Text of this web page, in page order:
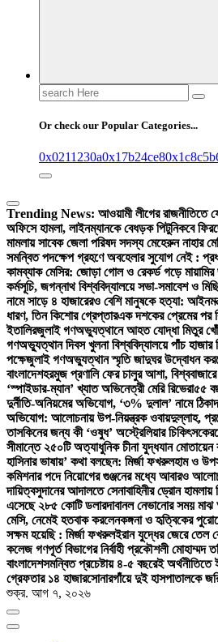
Search
for:
Or check our Popular Categories...
0x0211230a0x17b24ce8
Trending News: আওয়ামী লীগের রাজনীতিতে
অফিসে হামলা, লাইনম্যানকে বেধড়ক পিটুনিকবে
মামলায় সাবেক জেলা পরিষদ সদস্য মেহেরুন নাহার
সমন্বিত পদক্ষেপ গ্রহণে অবহেলার সুযোগ নেই :
কামব্যাক মেসির: জোড়া গোল ও রেকর্ড গড়ে
কর্মসূচি, জগন্নাথ বিশ্ববিদ্যালয়ে সভা-সমাবেশ ও
নামে সাড়ে ৪ হাজারেরও বেশি মানুষকে হত্যা:
ধারণ, তিন কিশোর গ্রেপ্তারএক দশকের প্রেমের পর
ইতালিরজুলাই গণঅভ্যুত্থানে আহত যোদ্ধা মিতুর খোঁজ
গণঅভ্যুত্থান দিবস খুলনা বিশ্ববিদ্যালয়ে পাঁচ হাজার
পক্ষেজুলাই গণঅভ্যুত্থান স্মৃতি জাদুঘর উদ্বোধন
বাংলাদেশহরমুজ প্রণালি ফের চালুর আশা,
‘স্পাইডার-ম্যান’ খ্যাত অভিনেত্রী মেরি রিভেরা৫৫
দুর্নীতি-অনিয়মের অভিযোগ, ‘৩% দুলাল’ নামে
অভিযোগ: আলোচনায় উপ-নিয়ন্ত্রক ওবায়দুল্লাহ,
তাসকিনের জন্য কী ‘ওষুধ’ অস্ট্রেলিয়ার চিকিৎসকের
সীমান্তে ২৫০টি অত্যাধুনিক চীনা যুদ্ধযান
হাসিনার ভাষায়’ কথা বলছেন: মির্জা ফখরুলহাম ও
কমিশনার পদে নিয়োগের গুঞ্জনের মধ্যে আবারও
দায়িত্বসুদানের আদালতে সেনাবাহিনীর ড্রোন
এসেছে ২৮৫ কোটি ডলারদাবানল নেভানোর সময় মাঝ
মেসি, নেমেই হতবাক করলেনকঙ্গনা ও হৃত্বিকের
সক্ষম হয়েছি : মির্জা ফখরুলইরান যুদ্ধের জেরে তেল
কলেজ গণপূর্ত বিভাগের নির্বাহী প্রকৌশলী মোহাম্মদ
বাংলাদেশসমন্বিত প্রচেষ্টায় ৪-৫ বছরেই অর্থনীতিতে
গ্রেফতার ১৪ হাজারসোনারগাঁয়ে দুই হাসপাতালকে
শুক্র. আগ ৭, ২০২৬